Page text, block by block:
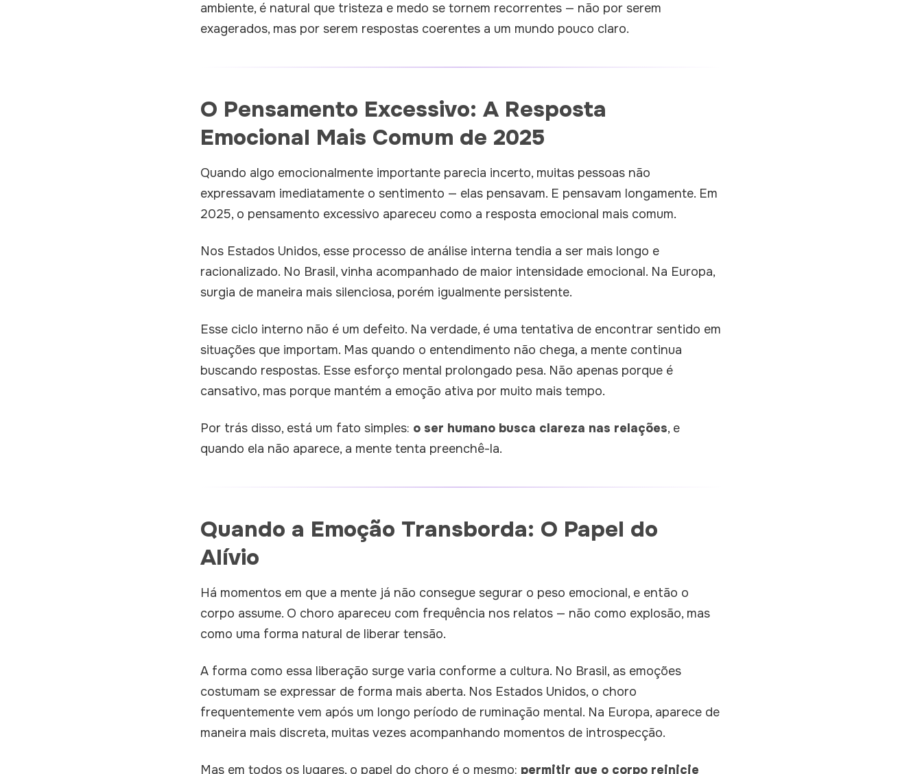
ambiente, é natural que tristeza e medo se tornem recorrentes — não por serem
exagerados, mas por serem respostas coerentes a um mundo pouco claro.
O Pensamento Excessivo: A Resposta
Emocional Mais Comum de 2025
Quando algo emocionalmente importante parecia incerto, muitas pessoas não
expressavam imediatamente o sentimento — elas pensavam. E pensavam longamente. Em
2025, o pensamento excessivo apareceu como a resposta emocional mais comum.
Nos Estados Unidos, esse processo de análise interna tendia a ser mais longo e
racionalizado. No Brasil, vinha acompanhado de maior intensidade emocional. Na Europa,
surgia de maneira mais silenciosa, porém igualmente persistente.
Esse ciclo interno não é um defeito. Na verdade, é uma tentativa de encontrar sentido em
situações que importam. Mas quando o entendimento não chega, a mente continua
buscando respostas. Esse esforço mental prolongado pesa. Não apenas porque é
cansativo, mas porque mantém a emoção ativa por muito mais tempo.
Por trás disso, está um fato simples: o ser humano busca clareza nas relações, e
quando ela não aparece, a mente tenta preenchê-la.
Quando a Emoção Transborda: O Papel do
Alívio
Há momentos em que a mente já não consegue segurar o peso emocional, e então o
corpo assume. O choro apareceu com frequência nos relatos — não como explosão, mas
como uma forma natural de liberar tensão.
A forma como essa liberação surge varia conforme a cultura. No Brasil, as emoções
costumam se expressar de forma mais aberta. Nos Estados Unidos, o choro
frequentemente vem após um longo período de ruminação mental. Na Europa, aparece de
maneira mais discreta, muitas vezes acompanhando momentos de introspecção.
Mas em todos os lugares, o papel do choro é o mesmo: permitir que o corpo reinicie